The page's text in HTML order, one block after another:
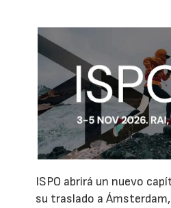
ISPO abrirá un nuevo
su traslado a